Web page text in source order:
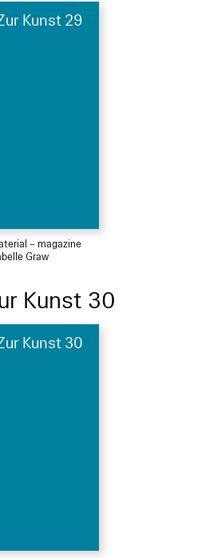
Kunst 29
– magazine
Graw
Kunst 30
Kunst 30